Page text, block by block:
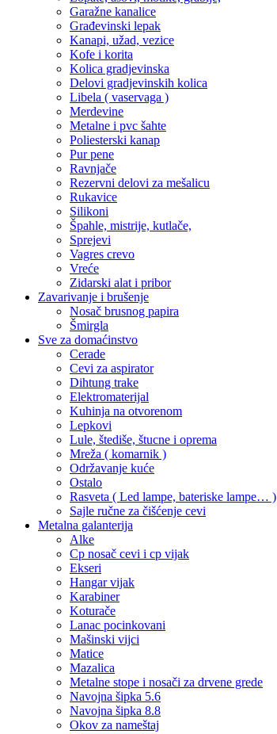
Garažne kanalice
Građevinski lepak
Kanapi, užad, vezice
Kofe i korita
Kolica gradjevinska
Delovi gradjevinskih kolica
Libela ( vaservaga )
Merdevine
Metalne i pvc šahte
Poliesterski kanap
Pur pene
Ravnjače
Rezervni delovi za mešalicu
Rukavice
Silikoni
Špahle, mistrije, kutlače,
Sprejevi
Vagres crevo
Vreće
Zidarski alat i pribor
Zavarivanje i brušenje
Nosač brusnog papira
Šmirgla
Sve za domaćinstvo
Cerade
Cevi za aspirator
Dihtung trake
Elektromaterijal
Kuhinja na otvorenom
Lepkovi
Lule, štediše, štucne i oprema
Mreža ( komarnik )
Održavanje kuće
Ostalo
Rasveta ( Led lampe, bateriske lampe… )
Sajle ručne za čišćenje cevi
Metalna galanterija
Alke
Cp nosač cevi i cp vijak
Ekseri
Hangar vijak
Karabiner
Koturače
Lanac pocinkovani
Mašinski vijci
Matice
Mazalica
Metalne stope i nosači za drvene grede
Navojna šipka 5.6
Navojna šipka 8.8
Okov za nameštaj